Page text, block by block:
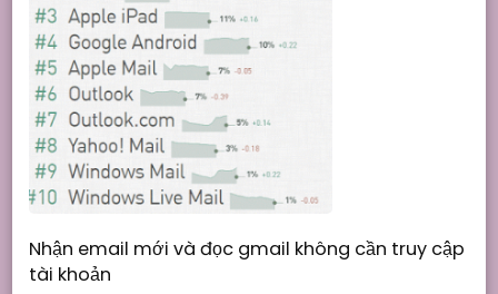
Nhận email mới và đọc gmail không cần truy cập
tài khoản